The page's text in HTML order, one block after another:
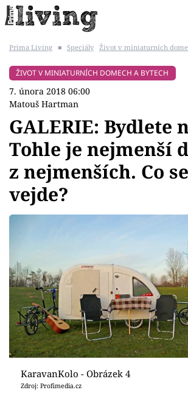
BYDLENÍ SLAVNÝCH
ZAHRADA
Témata
Bydlení
Zahrada
Sledujte prima+
Přihlášení
Sledujte nás
Prima Living ■ Speciály Život v miniaturních
ŽIVOT V MINIATURNÍCH DOMECH A BYTECH
7. února 2018 06:00
Matouš Hartman
GALERIE: Bydlete
Tohle je nejmenší
z nejmenších. Co
vejde?
KaravanKolo - Obrázek 4
Zdroj: Profimedia.cz